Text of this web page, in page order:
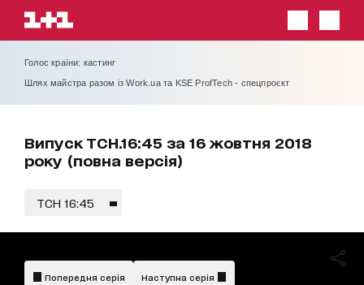
Голос країни: кастинг
Шлях майстра разом із Work.ua та KSE ProfTech - спецпроєкт
Випуск ТСН.16:45 за 16 жовтня 2018
року (повна версія)
ТСН 16:45
Попередня серія Наступна серія